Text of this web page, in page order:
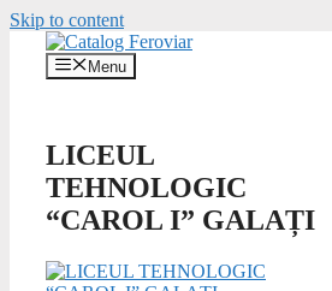
Skip to content
Menu
LICEUL
TEHNOLOGIC
“CAROL I” GALAȚI